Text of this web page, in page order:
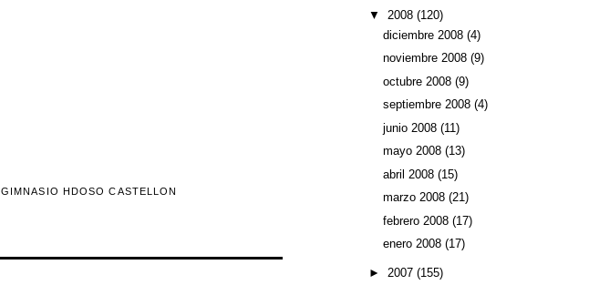
GIMNASIO HDOSO CASTELLON
▼ 2008(120)
diciembre 2008 (4)
noviembre 2008 (9)
octubre 2008 (9)
septiembre 2008 (4)
junio 2008 (11)
mayo 2008 (13)
abril 2008 (15)
marzo 2008 (21)
febrero 2008 (17)
enero 2008 (17)
►2007(155)